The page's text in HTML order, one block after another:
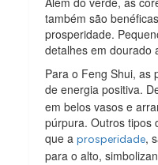
também são
prosperidade.
detalhes em dourado
Para o Feng Shui, as
de energia positiva.
em belos vasos e
púrpura. Outros tipos
que aprosperidade,
para o alto,